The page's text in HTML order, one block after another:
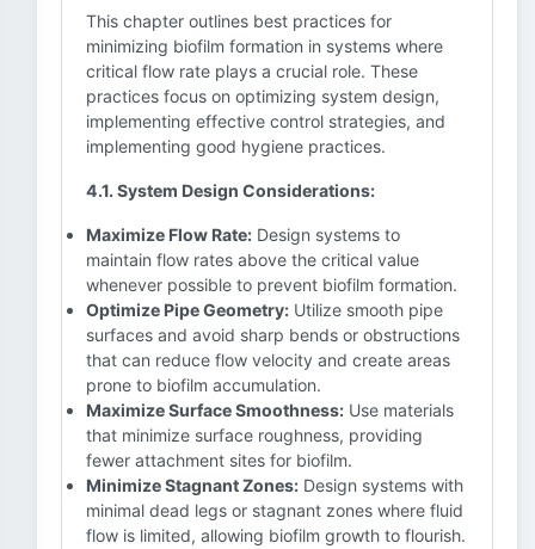
This chapter outlines best practices for
minimizing biofilm formation in systems where
critical flow rate plays a crucial role. These
practices focus on optimizing system design,
implementing effective control strategies, and
implementing good hygiene practices.
4.1. System Design Considerations:
Maximize Flow Rate: Design systems to
maintain flow rates above the critical value
whenever possible to prevent biofilm formation.
Optimize Pipe Geometry: Utilize smooth pipe
surfaces and avoid sharp bends or obstructions
that can reduce flow velocity and create areas
prone to biofilm accumulation.
Maximize Surface Smoothness: Use materials
that minimize surface roughness, providing
fewer attachment sites for biofilm.
Minimize Stagnant Zones: Design systems with
minimal dead legs or stagnant zones where fluid
flow is limited, allowing biofilm growth to flourish.